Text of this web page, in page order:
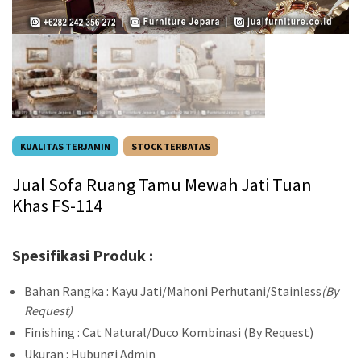
KUALITAS TERJAMIN STOCK TERBATAS
Jual Sofa Ruang Tamu Mewah Jati Tuan
Khas FS-114
Spesifikasi Produk :
Bahan Rangka : Kayu Jati/Mahoni Perhutani/Stainless(By
Request)
Finishing : Cat Natural/Duco Kombinasi (By Request)
Ukuran : Hubungi Admin